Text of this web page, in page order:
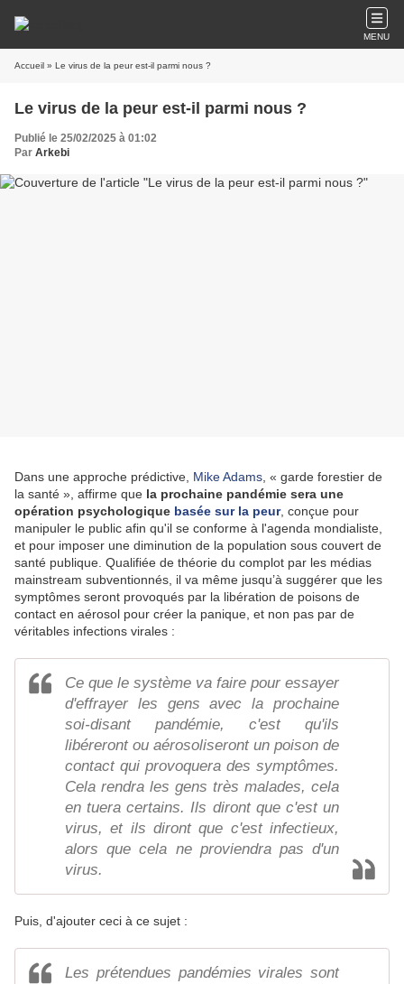
MENU
Accueil » Le virus de la peur est-il parmi nous ?
Le virus de la peur est-il parmi nous ?
Publié le 25/02/2025 à 01:02
Par Arkebi
Dans une approche prédictive, Mike Adams , « garde forestier de
la santé », affirme que la prochaine pandémie sera une
opération psychologique basée sur la peur, conçue pour
manipuler le public afin qu'il se conforme à l'agenda mondialiste,
et pour imposer une diminution de la population sous couvert de
santé publique. Qualifiée de théorie du complot par les médias
mainstream subventionnés, il va même jusqu’à suggérer que les
symptômes seront provoqués par la libération de poisons de
contact en aérosol pour créer la panique, et non pas par de
véritables infections virales :
Ce que le système va faire pour essayer
d'effrayer les gens avec la prochaine
soi-disant pandémie, c'est qu'ils
libéreront ou aérosoliseront un poison de
contact qui provoquera des symptômes.
Cela rendra les gens très malades, cela
en tuera certains. Ils diront que c'est un
virus, et ils diront que c'est infectieux,
alors que cela ne proviendra pas d'un
virus.
Puis, d'ajouter ceci à ce sujet :
Les prétendues pandémies virales sont